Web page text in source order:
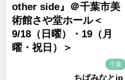
other side』＠千葉市美
術館さや堂ホール＜
9/18（日曜）・19（月
曜・祝日）＞
千葉
ちばみなとjp